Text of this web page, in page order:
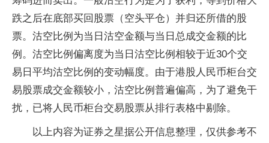
跌之后在底部买回股票（空头平仓）并归还所借的股
票。沽空比例为当日沽空金额与当日总成交金额的比
例。沽空比例偏离度为当日沽空比例相较于近30个交
易日平均沽空比例的变动幅度。由于港股人民币柜台交
易股票成交金额较小，沽空比例普遍偏高，为了避免干
扰，已将人民币柜台交易股票从排行表格中剔除。
以上内容为证券之星据公开信息整理，仅供参考不